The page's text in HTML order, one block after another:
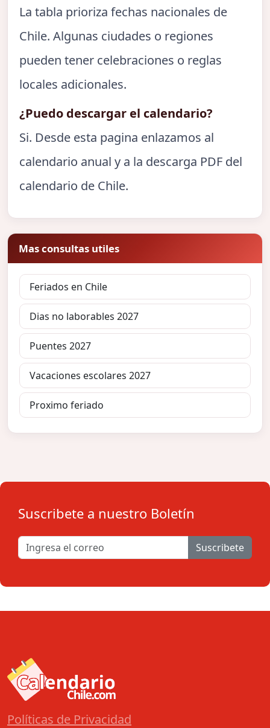
La tabla prioriza fechas nacionales de
Chile. Algunas ciudades o regiones
pueden tener celebraciones o reglas
locales adicionales.
¿Puedo descargar el calendario?
Si. Desde esta pagina enlazamos al
calendario anual y a la descarga PDF del
calendario de Chile.
Mas consultas utiles
Feriados en Chile
Dias no laborables 2027
Puentes 2027
Vacaciones escolares 2027
Proximo feriado
Suscribete a nuestro Boletín
Suscribete
Políticas de Privacidad